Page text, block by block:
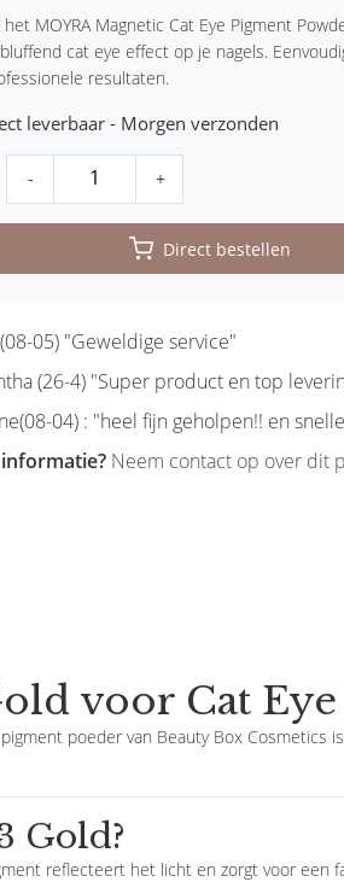
MOYRA Magnetic Cat Eye Pigment
cat eye effect op je nagels.
resultaten.
leverbaar - Morgen verzonden
- +
Direct bestellen
05) "Geweldige service"
(26-4) "Super product en top
04) : "heel fijn geholpen!! en
Neem contact op over dit
voor Cat
poeder van Beauty Box Cosmetics
Gold?
reflecteert het licht en zorgt voor een